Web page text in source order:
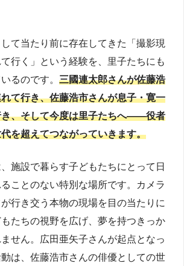
て当たり前に存在してきた「撮影現
行く」という経験を、里子たちにも
るのです。 三國連太郎さんが佐藤浩
て行き、佐藤浩市さんが息子・寛一
き、そして今度は里子たちへ——役者
を超えてつながっていきます。
施設で暮らす子どもたちにとって日
ことのない特別な場所です。カメラ
行き交う本物の現場を目の当たりに
たちの視野を広げ、夢を持つきっか
せん。広田亜矢子さんが起点となっ
は、佐藤浩市さんの俳優としての世